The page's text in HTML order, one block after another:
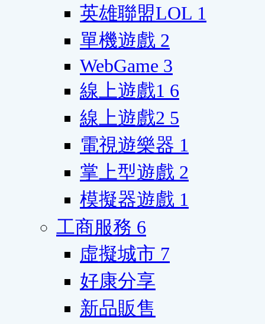
英雄聯盟LOL 1
單機遊戲 2
WebGame 3
線上遊戲1 6
線上遊戲2 5
電視遊樂器 1
掌上型遊戲 2
模擬器遊戲 1
工商服務 6
虛擬城市 7
好康分享
新品販售